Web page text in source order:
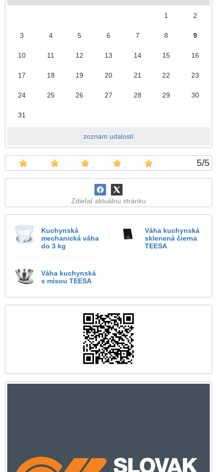
1 2
3 4 5 6 7 8 9
10 11 12 13 14 15 16
17 18 19 20 21 22 23
24 25 26 27 28 29 30
31
zoznam udalostí
5/5
Zdieľať aktuálnu stránku
Kuchynská
mechanická váha
do 3 kg
Váha kuchynská
sklenená čierna
TEESA
Váha kuchynská
s misou TEESA